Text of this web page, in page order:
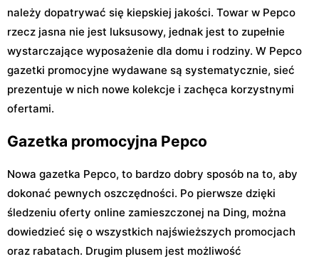
należy dopatrywać się kiepskiej jakości. Towar w Pepco
rzecz jasna nie jest luksusowy, jednak jest to zupełnie
wystarczające wyposażenie dla domu i rodziny. W Pepco
gazetki promocyjne wydawane są systematycznie, sieć
prezentuje w nich nowe kolekcje i zachęca korzystnymi
ofertami.
Gazetka promocyjna Pepco
Nowa gazetka Pepco, to bardzo dobry sposób na to, aby
dokonać pewnych oszczędności. Po pierwsze dzięki
śledzeniu oferty online zamieszczonej na Ding, można
dowiedzieć się o wszystkich najświeższych promocjach
oraz rabatach. Drugim plusem jest możliwość